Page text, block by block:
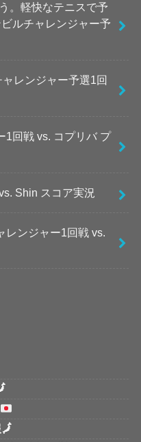
。軽快なテニスで予
ルチャレンジャー予
レンジャー予選1回
1回戦 vs. コプリバ プ
Shin スコア実況
レンジャー1回戦 vs.
🗾